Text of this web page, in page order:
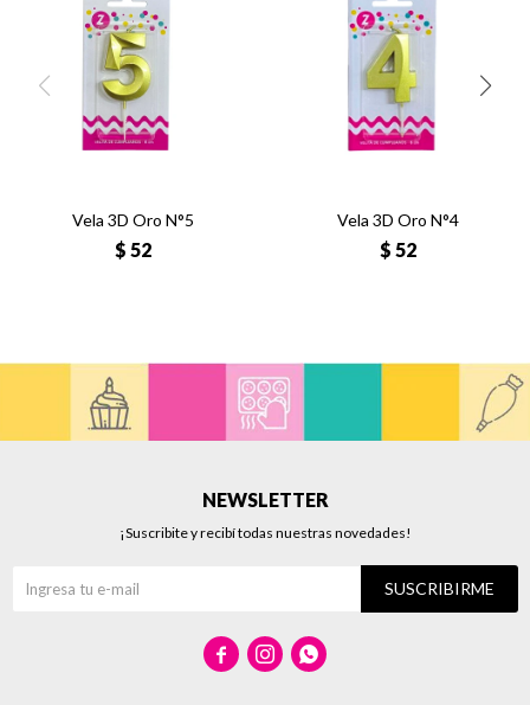
Vela 3D Oro N°5
$ 52
Vela 3D Oro N°4
$ 52
NEWSLETTER
¡Suscribite y recibí todas nuestras novedades!
SUSCRIBIRME
  